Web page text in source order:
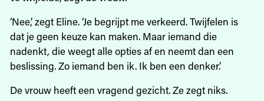
‘Nee,’ zegt Eline. ‘Je begrijpt me verkeerd. Twijfelen is
dat je geen keuze kan maken. Maar iemand die
nadenkt, die weegt alle opties af en neemt dan een
beslissing. Zo iemand ben ik. Ik ben een denker.’
De vrouw heeft een vragend gezicht. Ze zegt niks.